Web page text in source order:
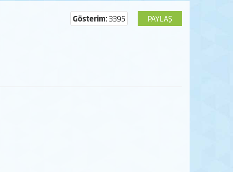
PAYLAŞ
Gösterim:3395